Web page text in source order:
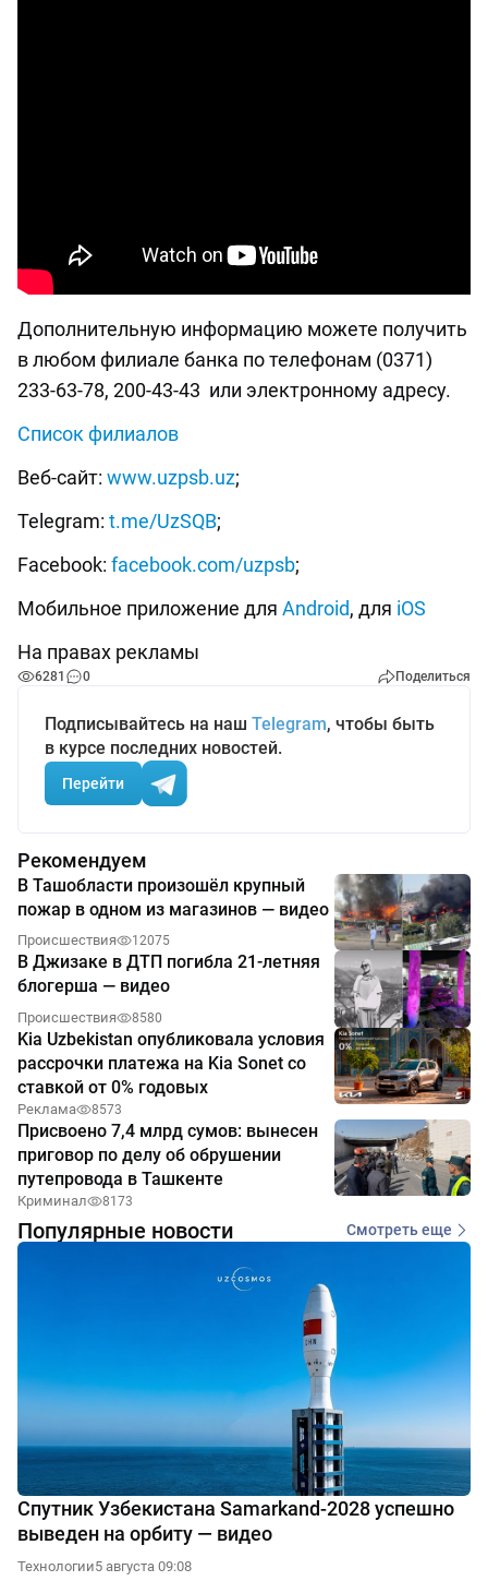
Дополнительную информацию можете получить
в любом филиале банка по телефонам (0371)
233-63-78, 200-43-43 или электронному адресу.
Список филиалов
Веб-сайт: www.uzpsb.uz;
Telegram: t.me/UzSQB;
Facebook: facebook.com/uzpsb;
Мобильное приложение для Android, для iOS
На правах рекламы
6281 0 Поделиться
Подписывайтесь на наш Telegram, чтобы быть
в курсе последних новостей.
Перейти
Рекомендуем
В Ташобласти произошёл крупный
пожар в одном из магазинов — видео
Происшествия 12075
В Джизаке в ДТП погибла 21-летняя
блогерша — видео
Происшествия 8580
Kia Uzbekistan опубликовала условия
рассрочки платежа на Kia Sonet со
ставкой от 0% годовых
Реклама 8573
Присвоено 7,4 млрд сумов: вынесен
приговор по делу об обрушении
путепровода в Ташкенте
Криминал 8173
Популярные новости Смотреть еще
Спутник Узбекистана Samarkand-2028 успешно
выведен на орбиту — видео
Технологии5 августа 09:08